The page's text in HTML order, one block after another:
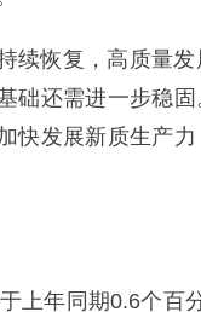
续恢复，高质量
础还需进一步稳
快发展新质生产
上年同期0.6个百